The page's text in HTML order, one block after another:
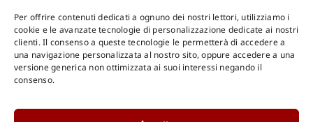
Per offrire contenuti dedicati a ognuno dei nostri lettori, utilizziamo i
cookie e le avanzate tecnologie di personalizzazione dedicate ai nostri
clienti. Il consenso a queste tecnologie le permetterà di accedere a
una navigazione personalizzata al nostro sito, oppure accedere a una
versione generica non ottimizzata ai suoi interessi negando il
consenso.
Shop Gangemi Editore-Pagamenti Sicuri e anche Rateali